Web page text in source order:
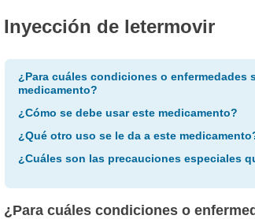
aquí:
Inyección de letermovir
¿Para cuáles condiciones o enfermedades
medicamento?
¿Cómo se debe usar este medicamento?
¿Qué otro uso se le da a este
¿Cuáles son las precauciones especiales
¿Para cuáles condiciones o